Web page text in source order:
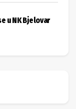
u NK Bjelovar